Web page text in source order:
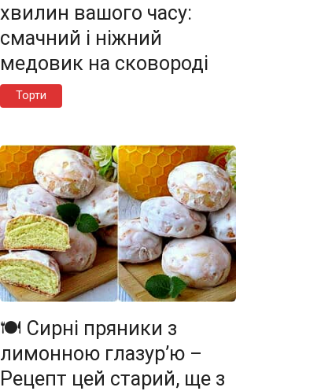
хвилин вашого часу:
смачний і ніжний
медовик на сковороді
Торти
🍽️ Сирні пряники з
лимонною глазур’ю –
Рецепт цей старий, ще з